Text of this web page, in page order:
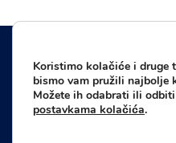
Braće Radić 20,
Koristimo kolačiće i druge
bismo vam pružili najbolje
Možete ih odabrati ili
postavkama kolačića.